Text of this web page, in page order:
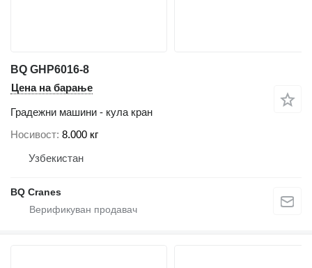
BQ GHP6016-8
Цена на барање
Градежни машини - кула кран
Носивост 8.000 кг
Узбекистан
BQ Cranes